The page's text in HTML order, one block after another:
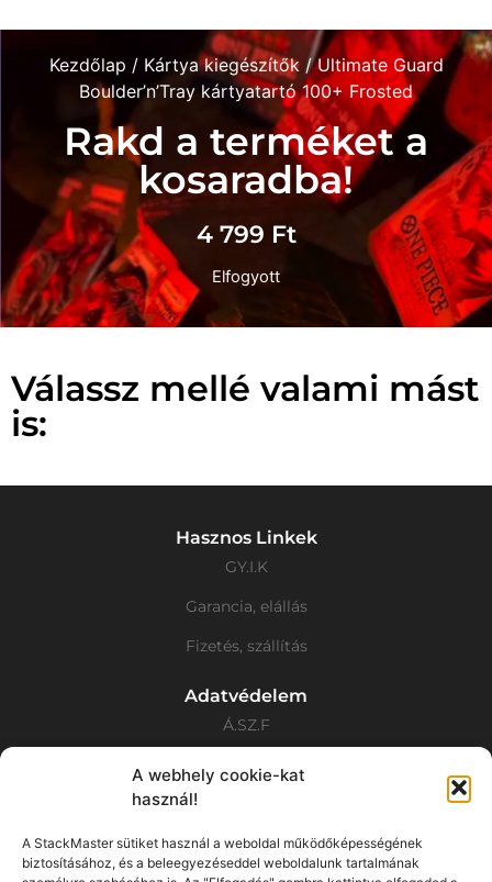
A webhely cookie-kat
használ!
A StackMaster sütiket használ a weboldal működőképességének
biztosításához, és a beleegyezéseddel weboldalunk tartalmának
Kezdőlap / Kártya kiegészítők/ Ultimate Guard
Boulder’n’Tray kártyatartó 100+ Frosted
Rakd a terméket a
kosaradba!
4 799 Ft
Elfogyott
Válassz mellé valami mást
is:
Hasznos Linkek
GY.I.K
Garancia, elállás
Fizetés, szállítás
Adatvédelem
Á.SZ.F
Adatvédelmi Nyilatkozat
Cookie tájékoztató
Elérhetőségek